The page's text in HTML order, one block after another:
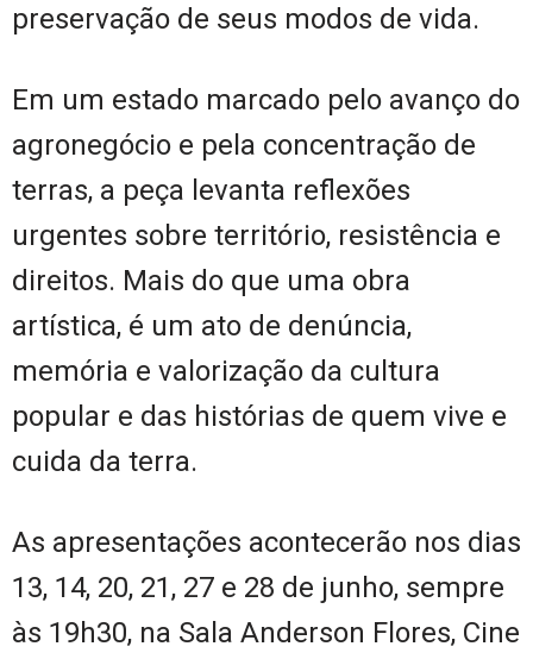
preservação de seus modos de vida.
Em um estado marcado pelo avanço do
agronegócio e pela concentração de
terras, a peça levanta reflexões
urgentes sobre território, resistência e
direitos. Mais do que uma obra
artística, é um ato de denúncia,
memória e valorização da cultura
popular e das histórias de quem vive e
cuida da terra.
As apresentações acontecerão nos dias
13, 14, 20, 21, 27 e 28 de junho, sempre
às 19h30, na Sala Anderson Flores, Cine